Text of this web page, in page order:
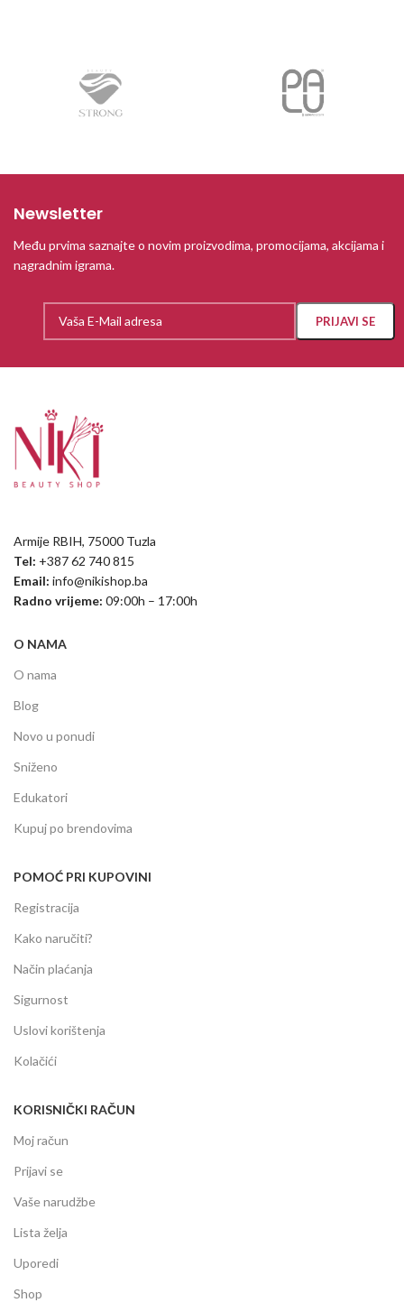
Newsletter
Među prvima saznajte o novim proizvodima, promocijama, akcijama i
nagradnim igrama.
Armije RBIH, 75000 Tuzla
Tel: +387 62 740 815
Email: info@nikishop.ba
Radno vrijeme: 09:00h – 17:00h
O NAMA
O nama
Blog
Novo u ponudi
Sniženo
Edukatori
Kupuj po brendovima
POMOĆ PRI KUPOVINI
Registracija
Kako naručiti?
Način plaćanja
Sigurnost
Uslovi korištenja
Kolačići
KORISNIČKI RAČUN
Moj račun
Prijavi se
Vaše narudžbe
Lista želja
Uporedi
Shop